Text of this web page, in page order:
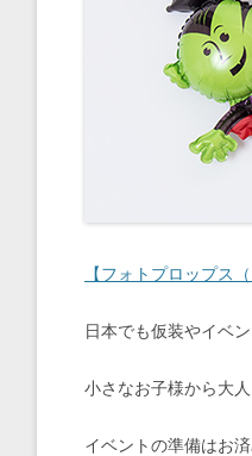
【フォトプロップス
日本でも仮装やイベ
小さなお子様から大
イベントの準備はお